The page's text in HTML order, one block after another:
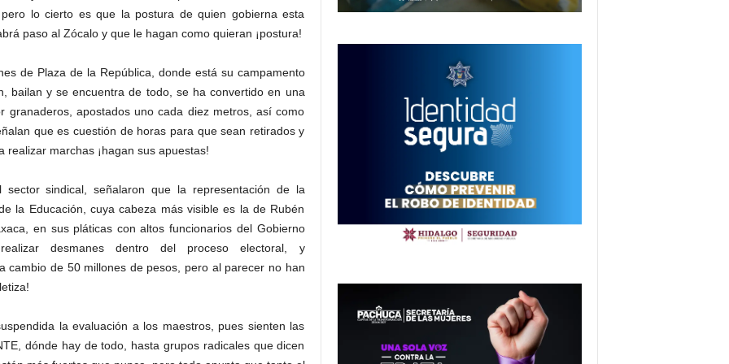
lo cierto es que la postura de quien gobierna esta
paso al Zócalo y que le hagan como quieran ¡postura!
de Plaza de la República, donde está su campamento
bailan y se encuentra de todo, se ha convertido en una
granaderos, apostados uno cada diez metros, así como
que es cuestión de horas para que sean retirados y
marchas ¡hagan sus apuestas!
sindical, señalaron que la representación de la
la Educación, cuya cabeza más visible es la de Rubén
en sus pláticas con altos funcionarios del Gobierno
desmanes dentro del proceso electoral, y
cambio de 50 millones de pesos, pero al parecer no han
la evaluación a los maestros, pues sienten las
dónde hay de todo, hasta grupos radicales que dicen